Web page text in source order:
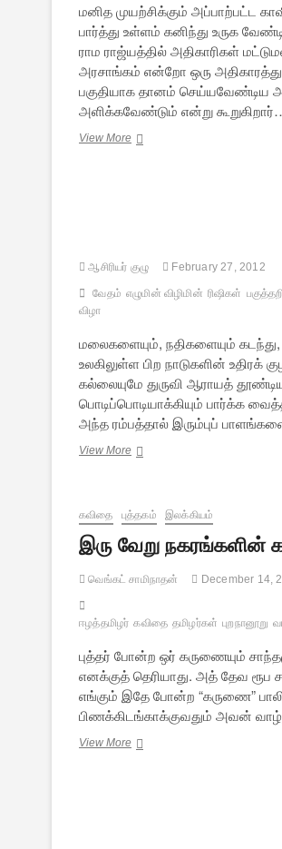
மனித முயற்சிக்கும் அப்பாற்பட்ட
பார்த்து உள்ளம் கனிந்து உருக
ராம ராஜ்யத்தில் அதிகாரிகள்
அரசாங்கம் என்றோ ஒரு
பகுதியாக தானம் செய்யவேண்டிய
அளிக்கவேண்டும் என்று
View Moreஇராமன்:
ஆசிரியர் குழு February 27, 2012
வேதம் எழுமின் விழிமின் ரிஷிகள்
விழா
மலைகளையும், நதிகளையும்
உலகிலுள்ள பிற நாடுகளின்
கல்லையுமே துருவி ஆராயத்
பொடிப்பொடியாக்கியும் பார்க்க
அந்த ரம்பத்தால் இரும்புப்
View Moreஎழுமின்
கவிதை
புத்தகம் இலக்கியம்
இரு வேறு நகரங்களின்
வெங்கட் சாமிநாதன் December 14,
ஈழத்தமிழர் கவிதை தமிழர்கள் புறநானூறு
புத்தர் போன்ற ஒர் கருணையும்
எனக்குத் தெரியாது. அத் தேவ ரூப
எங்கும் இதே போன்ற “கருணை”
பிணக்கிடங்காக்குவதும் அவன்
View Moreஇரு